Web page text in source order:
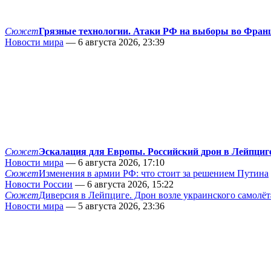
СюжетГрязные технологии. Атаки РФ на выборы во
Новости мира — 6 августа 2026, 23:39
СюжетЭскалация для Европы. Российский дрон в
Новости мира — 6 августа 2026, 17:10
СюжетИзменения в армии РФ: что стоит за решением Путина
Новости России — 6 августа 2026, 15:22
СюжетДиверсия в Лейпциге. Дрон возле украинского
Новости мира — 5 августа 2026, 23:36